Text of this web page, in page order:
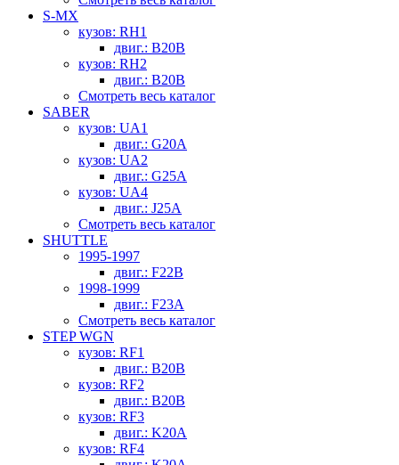
S-MX
кузов: RH1
двиг.: B20B
кузов: RH2
двиг.: B20B
Смотреть весь каталог
SABER
кузов: UA1
двиг.: G20A
кузов: UA2
двиг.: G25A
кузов: UA4
двиг.: J25A
Смотреть весь каталог
SHUTTLE
1995-1997
двиг.: F22B
1998-1999
двиг.: F23A
Смотреть весь каталог
STEP WGN
кузов: RF1
двиг.: B20B
кузов: RF2
двиг.: B20B
кузов: RF3
двиг.: K20A
кузов: RF4